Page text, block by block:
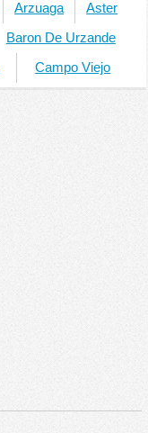
Arzuaga Aster
Baron De Urzande
Campo Viejo